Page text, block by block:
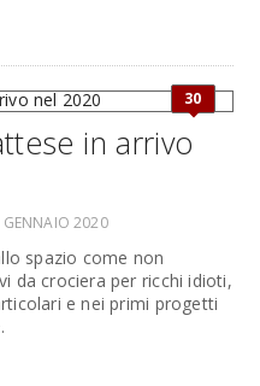
30
in arrivo
GENNAIO 2020
spazio come non
da crociera per ricchi idioti,
e nei primi progetti